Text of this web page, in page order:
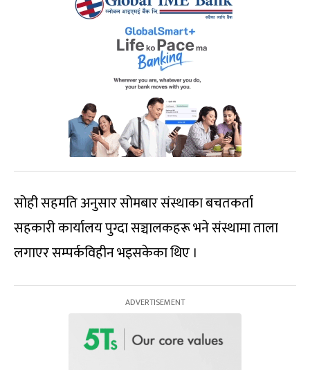
सोही सहमति अनुसार सोमबार संस्थाका बचतकर्ता
सहकारी कार्यालय पुग्दा सञ्चालकहरू भने संस्थामा ताला
लगाएर सम्पर्कविहीन भइसकेका थिए ।